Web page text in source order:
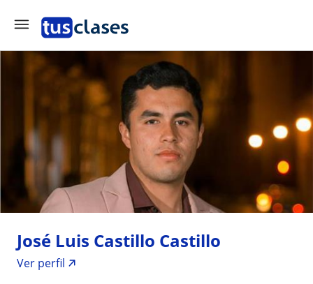
José Luis Castillo Castillo
Ver perfil